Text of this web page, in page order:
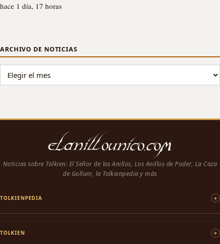
hace 1 día, 17 horas
ARCHIVO DE NOTICIAS
ARCHIVO DE NOTICIAS
Noticias sobre Tolkien: El Señor de los Anillos, Los Anillos de Poder, La Caza
de Gollum, la Tolkienpedia y más
TOLKIENPEDIA
TOLKIEN